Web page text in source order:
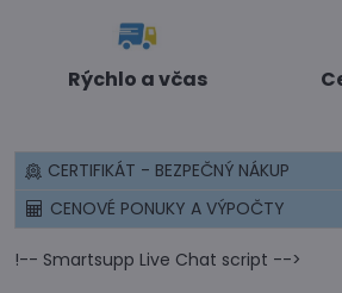
Rýchlo a včas
CERTIFIKÁT - BEZPEČNÝ NÁKUP
CENOVÉ PONUKY A VÝPOČTY
!-- Smartsupp Live Chat script -->